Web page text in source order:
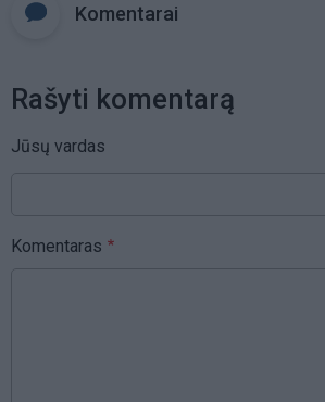
Komentarai
Rašyti komentarą
Jūsų vardas
Komentaras